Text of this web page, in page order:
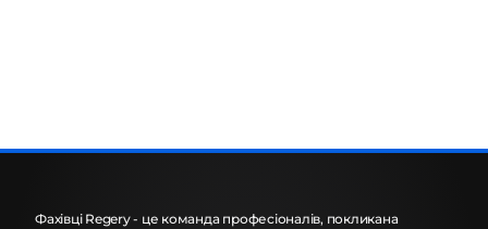
Фахівці Regery - це команда професіоналів, покликана